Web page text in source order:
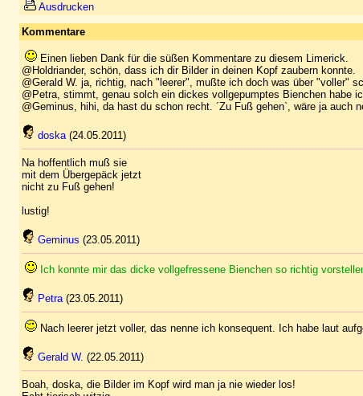
Ausdrucken
Kommentare
Einen lieben Dank für die süßen Kommentare zu diesem Limerick.
@Holdriander, schön, dass ich dir Bilder in deinen Kopf zaubern konnte.
@Gerald W. ja, richtig, nach "leerer", mußte ich doch was über "voller"
@Petra, stimmt, genau solch ein dickes vollgepumptes Bienchen habe
@Geminus, hihi, da hast du schon recht. ´Zu Fuß gehen`, wäre ja auch
doska(24.05.2011)
Na hoffentlich muß sie
mit dem Übergepäck jetzt
nicht zu Fuß gehen!
lustig!
Geminus (23.05.2011)
Ich konnte mir das dicke vollgefressene Bienchen so richtig
Petra(23.05.2011)
Nach leerer jetzt voller, das nenne ich konsequent. Ich habe laut
Gerald W. (22.05.2011)
Boah, doska, die Bilder im Kopf wird man ja nie wieder los!